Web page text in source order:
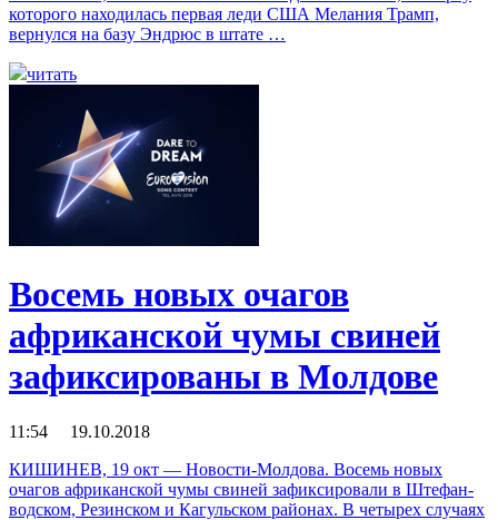
которого находилась первая леди США Мелания Трамп,
вернулся на базу Эндрюс в штате …
читать
Восемь новых очагов
африканской чумы свиней
зафиксированы в Молдове
11:54 19.10.2018
КИШИНЕВ, 19 окт — Новости-Молдова. Восемь новых
очагов африканской чумы свиней зафиксировали в Штефан-
водском, Резинском и Кагульском районах. В четырех случаях